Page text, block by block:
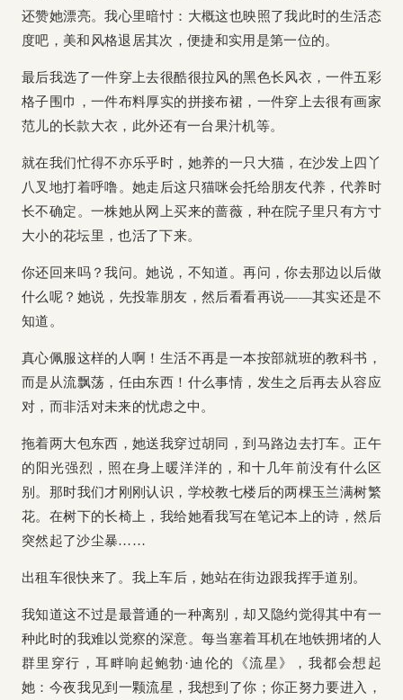
还赞她漂亮。我心里暗忖：大概这也映照了我此时的生活态
度吧，美和风格退居其次，便捷和实用是第一位的。
最后我选了一件穿上去很酷很拉风的黑色长风衣，一件五彩
格子围巾，一件布料厚实的拼接布裙，一件穿上去很有画家
范儿的长款大衣，此外还有一台果汁机等。
就在我们忙得不亦乐乎时，她养的一只大猫，在沙发上四丫
八叉地打着呼噜。她走后这只猫咪会托给朋友代养，代养时
长不确定。一株她从网上买来的蔷薇，种在院子里只有方寸
大小的花坛里，也活了下来。
你还回来吗？我问。她说，不知道。再问，你去那边以后做
什么呢？她说，先投靠朋友，然后看看再说——其实还是不
知道。
真心佩服这样的人啊！生活不再是一本按部就班的教科书，
而是从流飘荡，任由东西！什么事情，发生之后再去从容应
对，而非活对未来的忧虑之中。
拖着两大包东西，她送我穿过胡同，到马路边去打车。正午
的阳光强烈，照在身上暖洋洋的，和十几年前没有什么区
别。那时我们才刚刚认识，学校教七楼后的两棵玉兰满树繁
花。在树下的长椅上，我给她看我写在笔记本上的诗，然后
突然起了沙尘暴……
出租车很快来了。我上车后，她站在街边跟我挥手道别。
我知道这不过是最普通的一种离别，却又隐约觉得其中有一
种此时的我难以觉察的深意。每当塞着耳机在地铁拥堵的人
群里穿行，耳畔响起鲍勃·迪伦的《流星》，我都会想起
她：今夜我见到一颗流星，我想到了你；你正努力要进入，